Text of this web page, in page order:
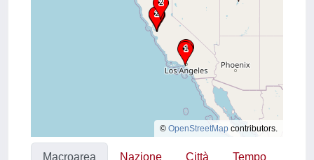
© OpenStreetMap contributors.
Macroarea Nazione Città Tempo